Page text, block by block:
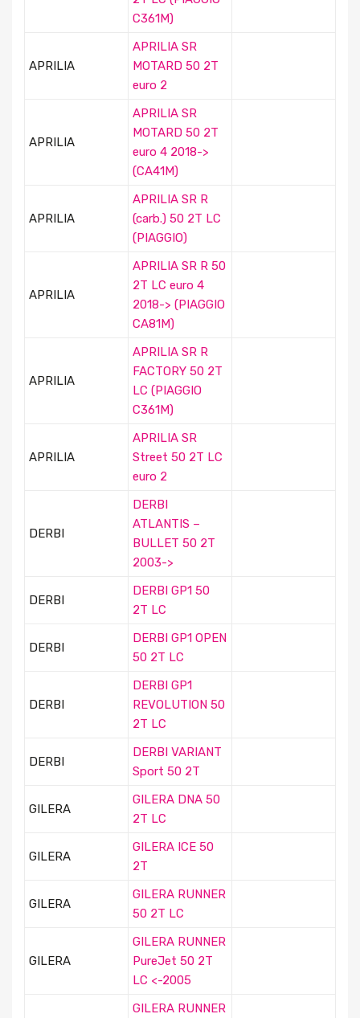
C361M)
APRILIA
APRILIA SR
MOTARD 50 2T
euro 2
APRILIA
APRILIA SR
MOTARD 50 2T
euro 4 2018->
(CA41M)
APRILIA
APRILIA SR R
(carb.) 50 2T LC
(PIAGGIO)
APRILIA
APRILIA SR R 50
2T LC euro 4
2018-> (PIAGGIO
CA81M)
APRILIA
APRILIA SR R
FACTORY 50 2T
LC (PIAGGIO
C361M)
APRILIA
APRILIA SR
Street 50 2T LC
euro 2
DERBI
DERBI
ATLANTIS –
BULLET 50 2T
2003->
DERBI
DERBI GP1 50
2T LC
DERBI
DERBI GP1 OPEN
50 2T LC
DERBI
DERBI GP1
REVOLUTION 50
2T LC
DERBI
DERBI VARIANT
Sport 50 2T
GILERA
GILERA DNA 50
2T LC
GILERA
GILERA ICE 50
2T
GILERA
GILERA RUNNER
50 2T LC
GILERA
GILERA RUNNER
PureJet 50 2T
LC <-2005
GILERA RUNNER